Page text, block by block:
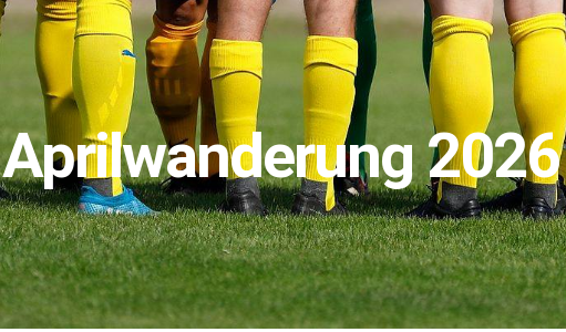
Aprilwanderung 2026